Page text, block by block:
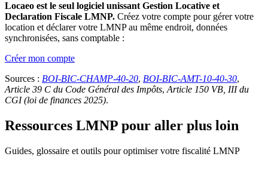
Locaeo est le seul logiciel unissant Gestion Locative et
Declaration Fiscale LMNP. Créez votre compte pour gérer votre
location et déclarer votre LMNP au même endroit, données
synchronisées, sans comptable :
Créer mon compte
Sources : BOI-BIC-CHAMP-40-20, BOI-BIC-AMT-10-40-30,
Article 39 C du Code Général des Impôts, Article 150 VB, III du
CGI (loi de finances 2025).
Ressources LMNP pour aller plus loin
Guides, glossaire et outils pour optimiser votre fiscalité LMNP